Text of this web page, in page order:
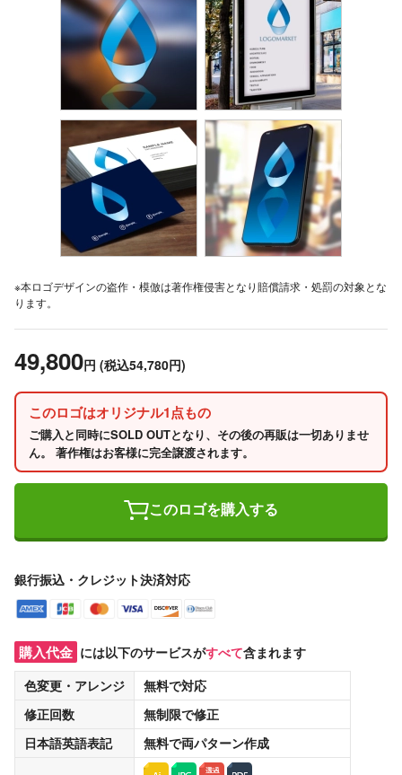
※本ロゴデザインの盗作・模倣は著作権侵害となり賠償請求・処罰の対象とな
ります。
49,800円 (税込54,780円)
このロゴはオリジナル1点もの
ご購入と同時にSOLD OUTとなり、その後の再販は一切ありませ
ん。 著作権はお客様に完全譲渡されます。
このロゴを購入する
銀行振込・クレジット決済対応
購入代金 には以下のサービスがすべて含まれます
色変更・アレンジ
無料で対応
修正回数
無制限で修正
日本語英語表記
無料で両パターン作成